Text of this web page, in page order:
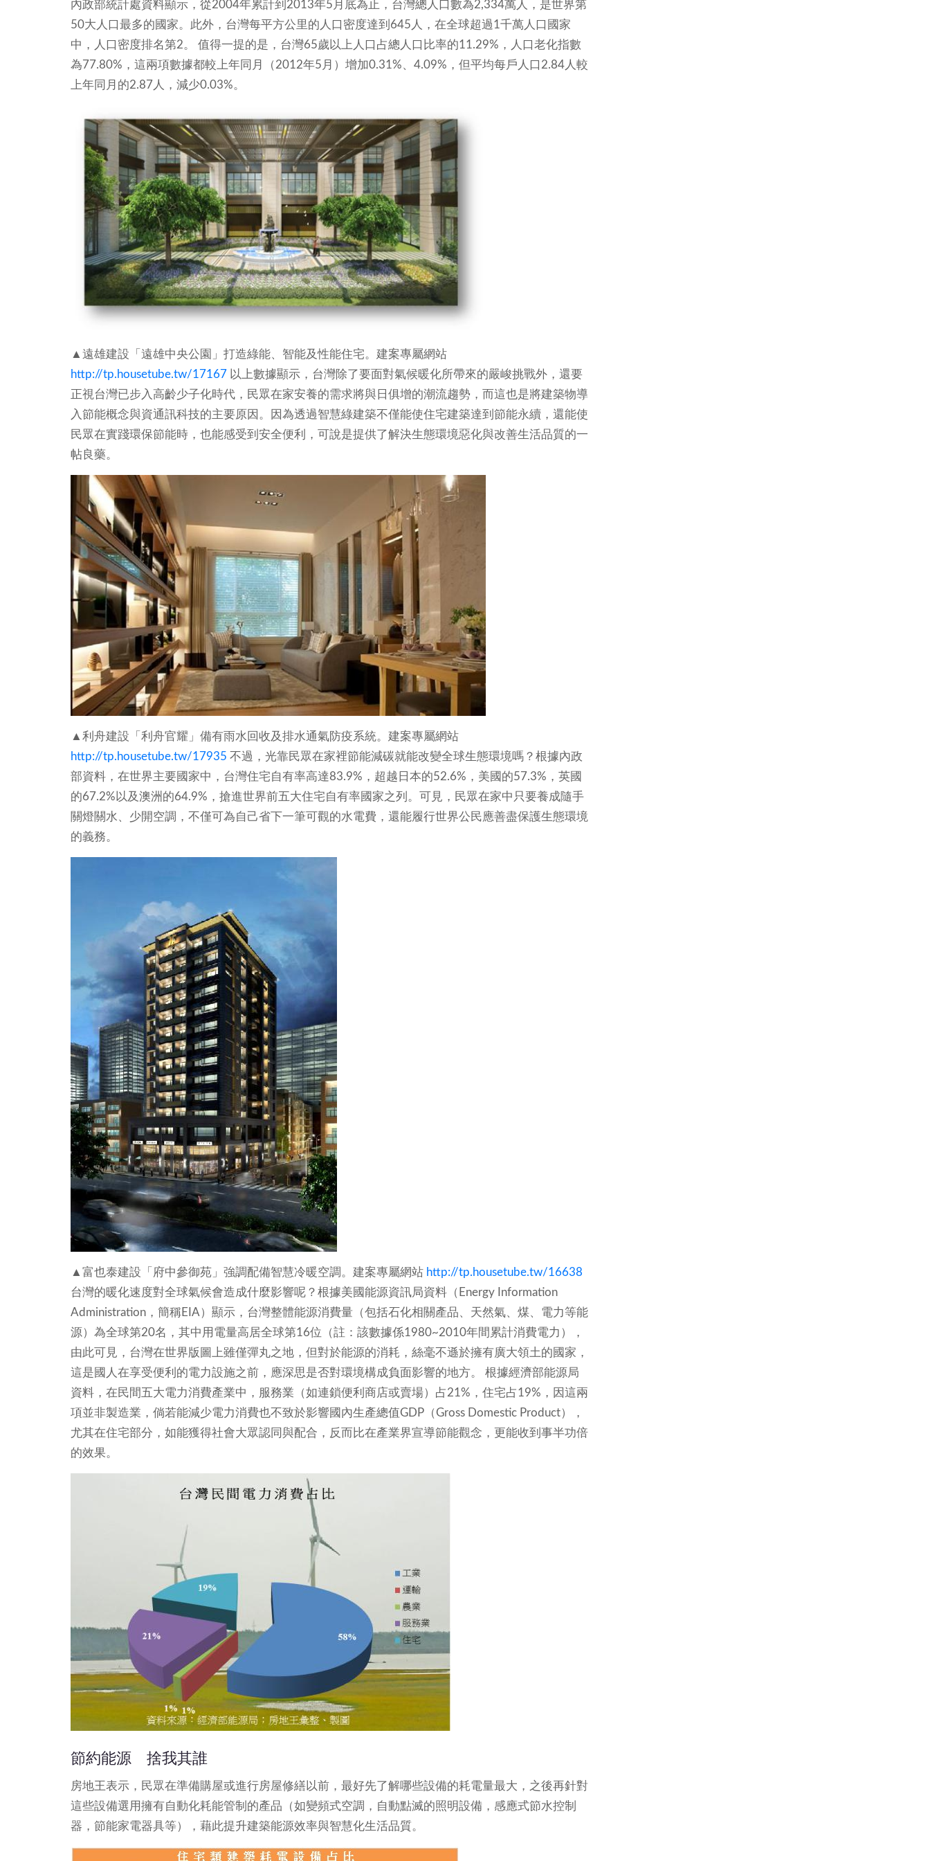
內政部統計處資料顯示，從2004年累計到2013年5月底為止，台灣總人口數為2,334萬人，是世界第
50大人口最多的國家。此外，台灣每平方公里的人口密度達到645人，在全球超過1千萬人口國家
中，人口密度排名第2。 值得一提的是，台灣65歲以上人口占總人口比率的11.29%，人口老化指數
為77.80%，這兩項數據都較上年同月（2012年5月）增加0.31%、4.09%，但平均每戶人口2.84人較
上年同月的2.87人，減少0.03%。
▲遠雄建設「遠雄中央公園」打造綠能、智能及性能住宅。建案專屬網站
http://tp.housetube.tw/17167 以上數據顯示，台灣除了要面對氣候暖化所帶來的嚴峻挑戰外，還要
正視台灣已步入高齡少子化時代，民眾在家安養的需求將與日俱增的潮流趨勢，而這也是將建築物導
入節能概念與資通訊科技的主要原因。因為透過智慧綠建築不僅能使住宅建築達到節能永續，還能使
民眾在實踐環保節能時，也能感受到安全便利，可說是提供了解決生態環境惡化與改善生活品質的一
帖良藥。
▲利舟建設「利舟官耀」備有雨水回收及排水通氣防疫系統。建案專屬網站
http://tp.housetube.tw/17935 不過，光靠民眾在家裡節能減碳就能改變全球生態環境嗎？根據內政
部資料，在世界主要國家中，台灣住宅自有率高達83.9%，超越日本的52.6%，美國的57.3%，英國
的67.2%以及澳洲的64.9%，搶進世界前五大住宅自有率國家之列。可見，民眾在家中只要養成隨手
關燈關水、少開空調，不僅可為自己省下一筆可觀的水電費，還能履行世界公民應善盡保護生態環境
的義務。
▲富也泰建設「府中參御苑」強調配備智慧冷暖空調。建案專屬網站 http://tp.housetube.tw/16638
台灣的暖化速度對全球氣候會造成什麼影響呢？根據美國能源資訊局資料（Energy Information
Administration，簡稱EIA）顯示，台灣整體能源消費量（包括石化相關產品、天然氣、煤、電力等能
源）為全球第20名，其中用電量高居全球第16位（註：該數據係1980~2010年間累計消費電力），
由此可見，台灣在世界版圖上雖僅彈丸之地，但對於能源的消耗，絲毫不遜於擁有廣大領土的國家，
這是國人在享受便利的電力設施之前，應深思是否對環境構成負面影響的地方。 根據經濟部能源局
資料，在民間五大電力消費產業中，服務業（如連鎖便利商店或賣場）占21%，住宅占19%，因這兩
項並非製造業，倘若能減少電力消費也不致於影響國內生產總值GDP（Gross Domestic Product），
尤其在住宅部分，如能獲得社會大眾認同與配合，反而比在產業界宣導節能觀念，更能收到事半功倍
的效果。
節約能源 捨我其誰
房地王表示，民眾在準備購屋或進行房屋修繕以前，最好先了解哪些設備的耗電量最大，之後再針對
這些設備選用擁有自動化耗能管制的產品（如變頻式空調，自動點滅的照明設備，感應式節水控制
器，節能家電器具等），藉此提升建築能源效率與智慧化生活品質。